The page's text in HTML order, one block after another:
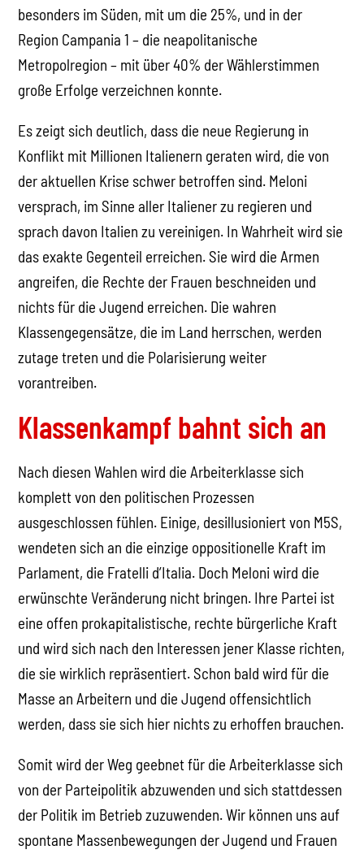
besonders im Süden, mit um die 25%, und in der
Region Campania 1 – die neapolitanische
Metropolregion – mit über 40% der Wählerstimmen
große Erfolge verzeichnen konnte.
Es zeigt sich deutlich, dass die neue Regierung in
Konflikt mit Millionen Italienern geraten wird, die von
der aktuellen Krise schwer betroffen sind. Meloni
versprach, im Sinne aller Italiener zu regieren und
sprach davon Italien zu vereinigen. In Wahrheit wird sie
das exakte Gegenteil erreichen. Sie wird die Armen
angreifen, die Rechte der Frauen beschneiden und
nichts für die Jugend erreichen. Die wahren
Klassengegensätze, die im Land herrschen, werden
zutage treten und die Polarisierung weiter
vorantreiben.
Klassenkampf bahnt sich an
Nach diesen Wahlen wird die Arbeiterklasse sich
komplett von den politischen Prozessen
ausgeschlossen fühlen. Einige, desillusioniert von M5S,
wendeten sich an die einzige oppositionelle Kraft im
Parlament, die Fratelli d’Italia. Doch Meloni wird die
erwünschte Veränderung nicht bringen. Ihre Partei ist
eine offen prokapitalistische, rechte bürgerliche Kraft
und wird sich nach den Interessen jener Klasse richten,
die sie wirklich repräsentiert. Schon bald wird für die
Masse an Arbeitern und die Jugend offensichtlich
werden, dass sie sich hier nichts zu erhoffen brauchen.
Somit wird der Weg geebnet für die Arbeiterklasse sich
von der Parteipolitik abzuwenden und sich stattdessen
der Politik im Betrieb zuzuwenden. Wir können uns auf
spontane Massenbewegungen der Jugend und Frauen